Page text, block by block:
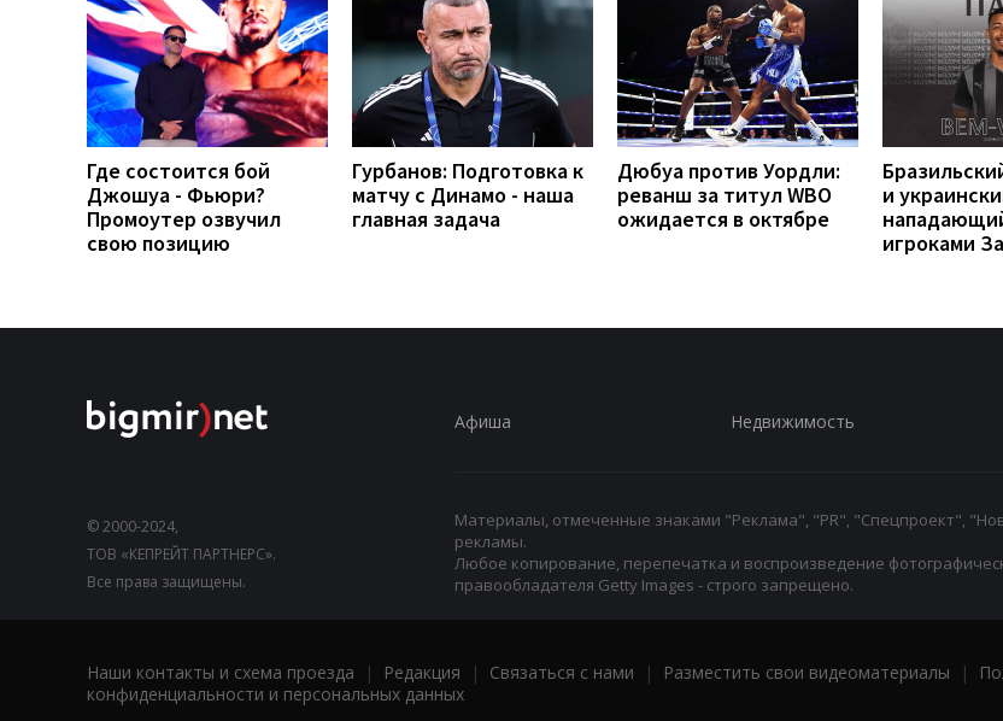
Где состоится бой
Джошуа - Фьюри?
Промоутер озвучил
свою позицию
Гурбанов: Подготовка к
матчу с Динамо - наша
главная задача
Дюбуа против Уордли:
реванш за титул WBO
ожидается в октябре
и
игроками
© 2000-2024,
ТОВ «КЕПРЕЙТ ПАРТНЕРС».
Все права защищены.
Афиша Недвижимость
Материалы, отмеченные знаками "Реклама", "PR", "Спецпроект",
рекламы.
Любое копирование, перепечатка и воспроизведение
правообладателя Getty Images - строго запрещено.
Наши контакты и схема проезда | Редакция | Связаться с нами | Разместить свои видеоматериалы |
конфиденциальности и персональных данных